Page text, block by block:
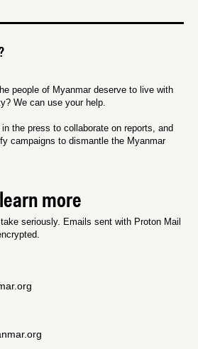
people of Myanmar deserve to live with
We can use your help.
in the press to collaborate on reports, and
campaigns to dismantle the Myanmar
more
seriously. Emails sent with Proton Mail